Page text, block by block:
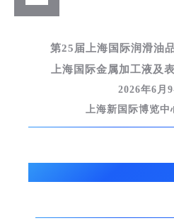
第25届上海国际润滑油
上海国际金属加工液及
2026年6月
上海新国际博览